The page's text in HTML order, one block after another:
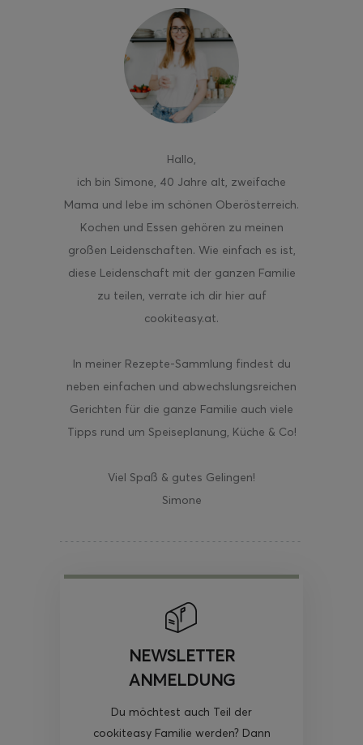
Hallo
ich bin Simone, 40 Jahre alt, zweifache
Mama und lebe im schönen Oberösterreich.
Kochen und Essen gehören zu meinen
großen Leidenschaften. Wie einfach es ist,
diese Leidenschaft mit der ganzen Familie
zu teilen, verrate ich dir hier auf
cookiteasy.at.
In meiner Rezepte-Sammlung findest du
neben einfachen und abwechslungsreichen
Gerichten für die ganze Familie auch viele
Tipps rund um Speiseplanung, Küche & Co!
Viel Spaß & gutes Gelingen!
Simone
NEWSLETTER
ANMELDUNG
Du möchtest auch Teil der
cookiteasy Familie werden? Dann